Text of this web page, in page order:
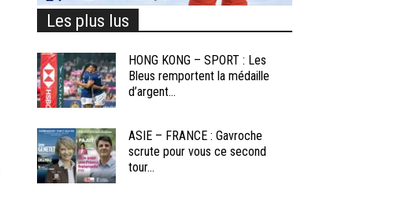
Les plus lus
HONG KONG – SPORT : Les
Bleus remportent la médaille
d’argent...
ASIE – FRANCE : Gavroche
scrute pour vous ce second
tour...